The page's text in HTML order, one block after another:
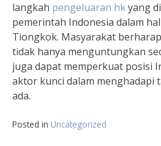
langkah pengeluaran hkyang
pemerintah Indonesia dalam
Tiongkok. Masyarakat
tidak hanya menguntungkan
juga dapat memperkuat posisi
aktor kunci dalam menghadapi
ada.
Posted in Uncategorized